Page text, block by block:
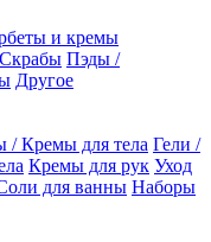
и кремы
Пэды /
Другое
/ Кремы для тела Гели /
Кремы для рук Уход
для ванны Наборы